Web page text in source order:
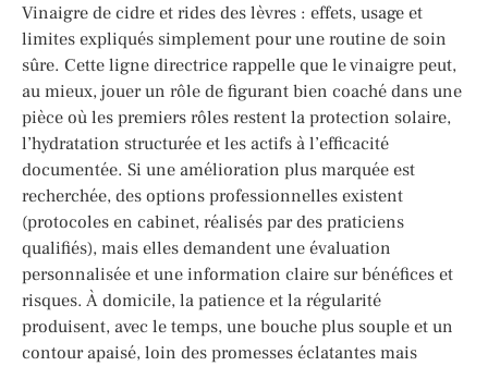
Vinaigre de cidre et rides des lèvres : effets, usage et
limites expliqués simplement pour une routine de soin
sûre. Cette ligne directrice rappelle que le vinaigre peut,
au mieux, jouer un rôle de figurant bien coaché dans une
pièce où les premiers rôles restent la protection solaire,
l’hydratation structurée et les actifs à l’efficacité
documentée. Si une amélioration plus marquée est
recherchée, des options professionnelles existent
(protocoles en cabinet, réalisés par des praticiens
qualifiés), mais elles demandent une évaluation
personnalisée et une information claire sur bénéfices et
risques. À domicile, la patience et la régularité
produisent, avec le temps, une bouche plus souple et un
contour apaisé, loin des promesses éclatantes mais